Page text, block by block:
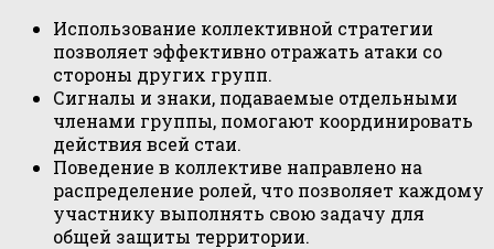
Использование коллективной стратегии
позволяет эффективно отражать атаки со
стороны других групп.
Сигналы и знаки, подаваемые отдельными
членами группы, помогают координировать
действия всей стаи.
Поведение в коллективе направлено на
распределение ролей, что позволяет каждому
участнику выполнять свою задачу для
общей защиты территории.